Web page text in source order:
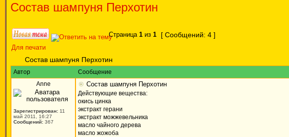
Состав шампуня Перхотин
Страница 1 из 1 [ Сообщений: 4 ]
Для печати
Состав шампуня Перхотин
Автор
Сообщение
Anne
Зарегистрирован: 11
май 2011, 16:27
Сообщений: 367
Состав шампуня Перхотин
Действующие вещества:
окись цинка
экстракт герани
экстракт можжевельника
масло чайного дерева
масло жожоба